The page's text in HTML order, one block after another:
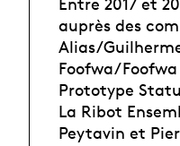
Entre 2017 et
auprès des
Alias/
Foofwa/
Prototype
La Ribot
Peytavin et